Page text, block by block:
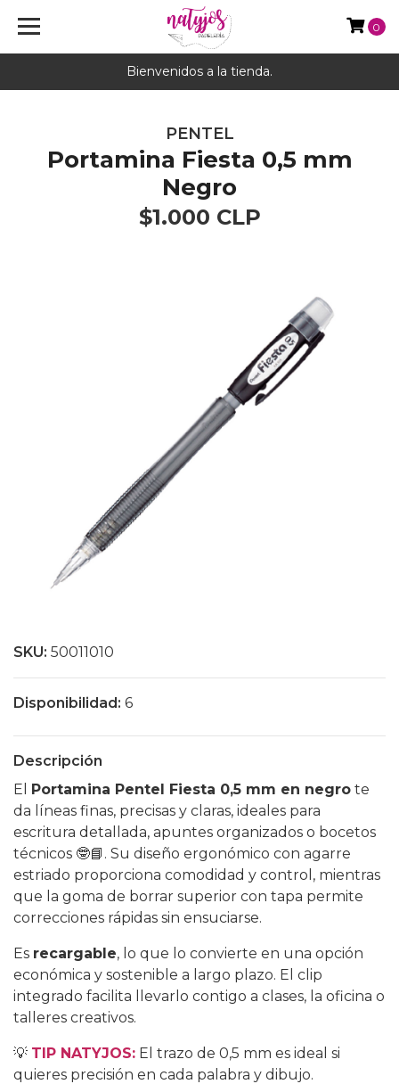
Bienvenidos a la tienda.
0
PENTEL
Portamina Fiesta 0,5 mm
Negro
$1.000 CLP
SKU: 50011010
Disponibilidad: 6
Descripción
El Portamina Pentel Fiesta 0,5 mm en negro te
da líneas finas, precisas y claras, ideales para
escritura detallada, apuntes organizados o bocetos
técnicos 🤓📘. Su diseño ergonómico con agarre
estriado proporciona comodidad y control, mientras
que la goma de borrar superior con tapa permite
correcciones rápidas sin ensuciarse.
Es recargable, lo que lo convierte en una opción
económica y sostenible a largo plazo. El clip
integrado facilita llevarlo contigo a clases, la oficina o
talleres creativos.
💡 TIP NATYJOS: El trazo de 0,5 mm es ideal si
quieres precisión en cada palabra y dibujo.